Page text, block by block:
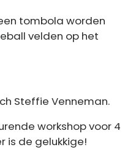
tombola worden
velden op het
Steffie Venneman.
workshop voor 4
is de gelukkige!